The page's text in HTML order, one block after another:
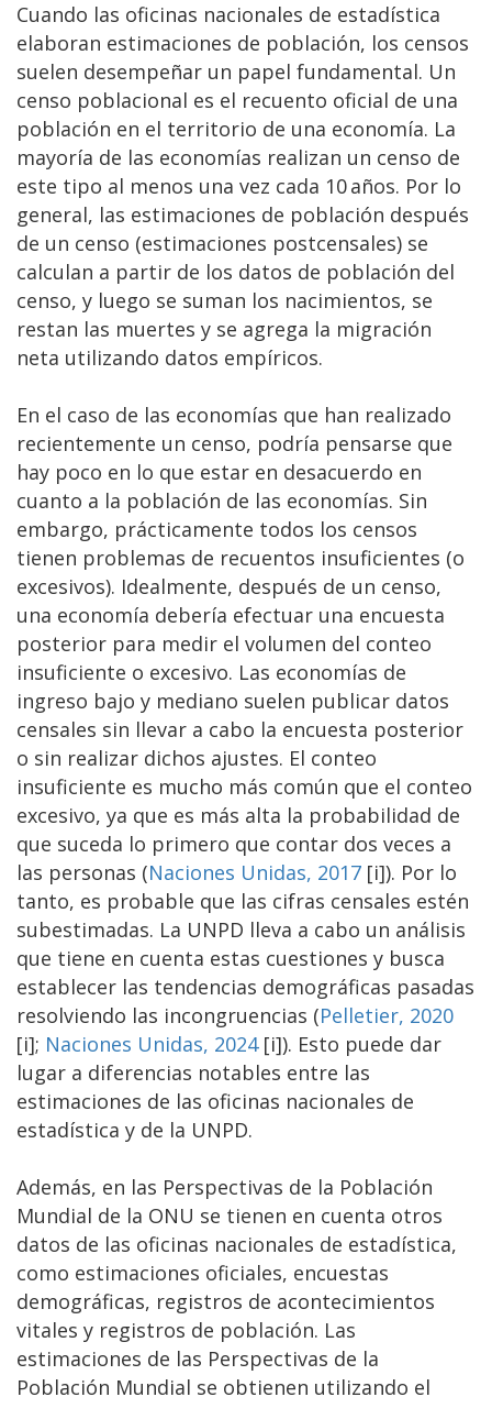
Cuando las oficinas nacionales de estadística
elaboran estimaciones de población, los censos
suelen desempeñar un papel fundamental. Un
censo poblacional es el recuento oficial de una
población en el territorio de una economía. La
mayoría de las economías realizan un censo de
este tipo al menos una vez cada 10 años. Por lo
general, las estimaciones de población después
de un censo (estimaciones postcensales) se
calculan a partir de los datos de población del
censo, y luego se suman los nacimientos, se
restan las muertes y se agrega la migración
neta utilizando datos empíricos.
En el caso de las economías que han realizado
recientemente un censo, podría pensarse que
hay poco en lo que estar en desacuerdo en
cuanto a la población de las economías. Sin
embargo, prácticamente todos los censos
tienen problemas de recuentos insuficientes (o
excesivos). Idealmente, después de un censo,
una economía debería efectuar una encuesta
posterior para medir el volumen del conteo
insuficiente o excesivo. Las economías de
ingreso bajo y mediano suelen publicar datos
censales sin llevar a cabo la encuesta posterior
o sin realizar dichos ajustes. El conteo
insuficiente es mucho más común que el conteo
excesivo, ya que es más alta la probabilidad de
que suceda lo primero que contar dos veces a
las personas (Naciones Unidas, 2017 [i]). Por lo
tanto, es probable que las cifras censales estén
subestimadas. La UNPD lleva a cabo un análisis
que tiene en cuenta estas cuestiones y busca
establecer las tendencias demográficas pasadas
resolviendo las incongruencias (Pelletier, 2020
[i]; Naciones Unidas, 2024[i]). Esto puede dar
lugar a diferencias notables entre las
estimaciones de las oficinas nacionales de
estadística y de la UNPD.
Además, en las Perspectivas de la Población
Mundial de la ONU se tienen en cuenta otros
datos de las oficinas nacionales de estadística,
como estimaciones oficiales, encuestas
demográficas, registros de acontecimientos
vitales y registros de población. Las
estimaciones de las Perspectivas de la
Población Mundial se obtienen utilizando el